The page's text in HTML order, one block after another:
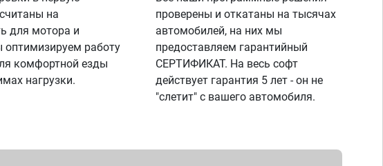
на
для мотора и
работу
комфортной езды
нагрузки.
проверены и откатаны на тысячах
автомобилей, на них мы
предоставляем гарантийный
СЕРТИФИКАТ. На весь софт
действует гарантия 5 лет - он не
"слетит" с вашего автомобиля.